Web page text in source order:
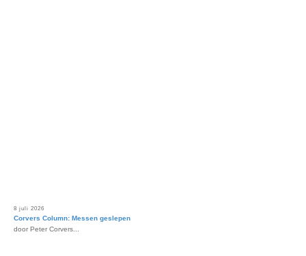
8 juli 2026
Corvers Column: Messen geslepen
door Peter Corvers...